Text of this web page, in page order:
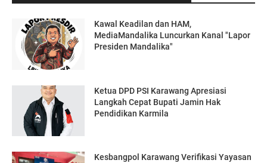
Kawal Keadilan dan HAM,
MediaMandalika Luncurkan Kanal "Lapor
Presiden Mandalika"
Ketua DPD PSI Karawang Apresiasi
Langkah Cepat Bupati Jamin Hak
Pendidikan Karmila
Kesbangpol Karawang Verifikasi Yayasan